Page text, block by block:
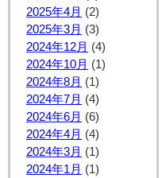
2025年4月 (2)
2025年3月 (3)
2024年12月 (4)
2024年10月 (1)
2024年8月 (1)
2024年7月 (4)
2024年6月 (6)
2024年4月 (4)
2024年3月 (1)
2024年1月 (1)